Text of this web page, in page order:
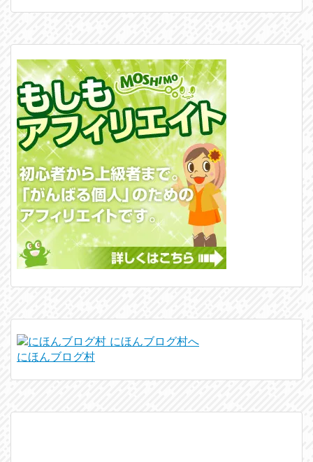
にほんブログ村